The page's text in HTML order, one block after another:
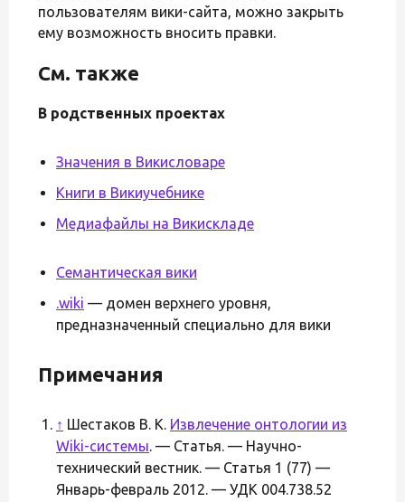
пользователям вики-сайта, можно закрыть
ему возможность вносить правки.
См. также
В родственных проектах
Значения в Викисловаре
Книги в Викиучебнике
Медиафайлы на Викискладе
Семантическая вики
.wiki — домен верхнего уровня,
предназначенный специально для вики
Примечания
↑ Шестаков В. К. Извлечение онтологии из
Wiki-системы. — Статья. — Научно-
технический вестник. — Статья 1 (77) —
Январь-февраль 2012. — УДК 004.738.52